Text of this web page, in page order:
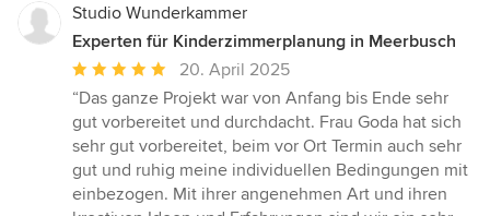
Studio Wunderkammer
Experten für Kinderzimmerplanung in Meerbusch
Durchschnittliche
Bewertung:
5
von
5
Sternen
20. April 2025
“Das ganze Projekt war von Anfang bis Ende sehr
gut vorbereitet und durchdacht. Frau Goda hat sich
sehr gut vorbereitet, beim vor Ort Termin auch sehr
gut und ruhig meine individuellen Bedingungen mit
einbezogen. Mit ihrer angenehmen Art und ihren